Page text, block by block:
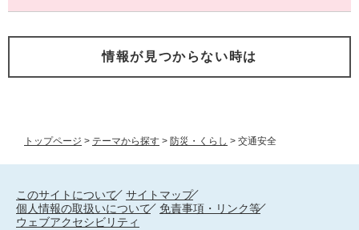
トップページ > テーマから探す > 防災・くらし > 交通安全
情報が見つからない時は
このサイトについて
サイトマップ
個人情報の取扱いについて
免責事項・リンク等
ウェブアクセシビリティ